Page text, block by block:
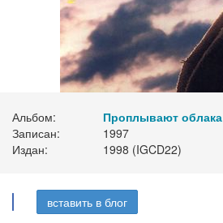
Альбом:
Проплывают облака
Записан:
1997
Издан:
1998 (IGCD22)
вставить в блог